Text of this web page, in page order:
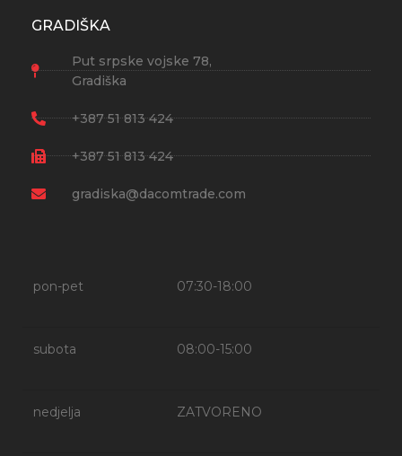
GRADIŠKA
Put srpske vojske 78,
Gradiška
+387 51 813 424
+387 51 813 424
gradiska@dacomtrade.com
pon-pet 07:30-18:00
subota 08:00-15:00
nedjelja ZATVORENO